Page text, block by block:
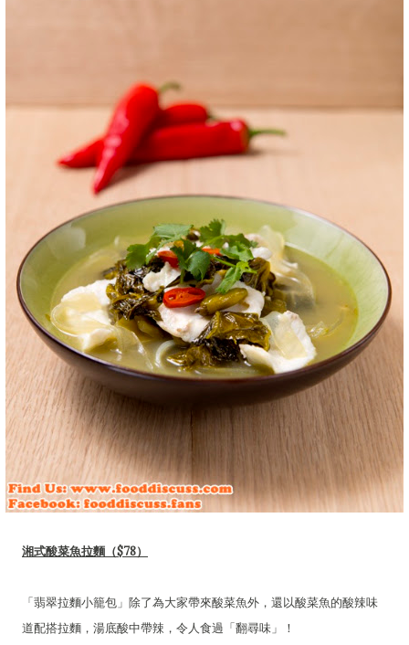
湘式酸菜魚拉麵（$78）
「翡翠拉麵小籠包」除了為大家帶來酸菜魚外，還以酸菜魚的酸辣味
道配搭拉麵，湯底酸中帶辣，令人食過「翻尋味」！